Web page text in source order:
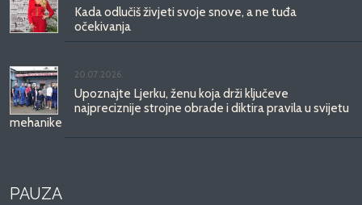
Kada odlučiš živjeti svoje snove, a ne tuđa
očekivanja
20.07.2026.
Upoznajte Ljerku, ženu koja drži ključeve
najpreciznije strojne obrade i diktira pravila u svijetu
mehanike
PAUZA